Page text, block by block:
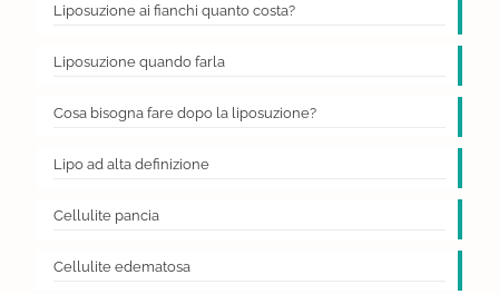
Liposuzione ai fianchi quanto costa?
Liposuzione quando farla
Cosa bisogna fare dopo la liposuzione?
Lipo ad alta definizione
Cellulite pancia
Cellulite edematosa